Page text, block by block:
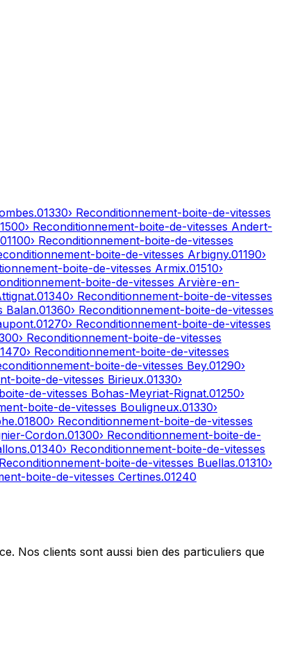
.01330› Reconditionnement-boite-de-vitesses
› Reconditionnement-boite-de-vitesses Andert-
01100› Reconditionnement-boite-de-vitesses
boite-de-vitesses Arbigny.01190›
boite-de-vitesses Armix.01510›
boite-de-vitesses Arvière-en-
.01340› Reconditionnement-boite-de-vitesses
Balan.01360› Reconditionnement-boite-de-vitesses
.01270› Reconditionnement-boite-de-vitesses
› Reconditionnement-boite-de-vitesses
› Reconditionnement-boite-de-vitesses
boite-de-vitesses Bey.01290›
boite-de-vitesses Birieux.01330›
de-vitesses Bohas-Meyriat-Rignat.01250›
boite-de-vitesses Bouligneux.01330›
.01800› Reconditionnement-boite-de-vitesses
Cordon.01300› Reconditionnement-boite-de-
.01340› Reconditionnement-boite-de-vitesses
boite-de-vitesses Buellas.01310›
boite-de-vitesses Certines.01240
Nos clients sont aussi bien des particuliers que